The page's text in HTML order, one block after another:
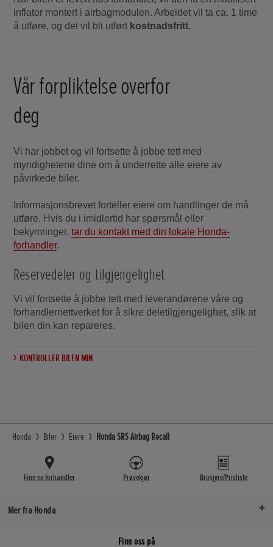
inflator montert i airbagmodulen. Arbeidet vil ta ca. 1 time
å utføre, og det vil bli utført kostnadsfritt.
Vår forpliktelse overfor
deg
Vi har jobbet og vil fortsette å jobbe tett med
myndighetene dine om å underrette alle eiere av
påvirkede biler.
Informasjonsbrevet forteller eiere om handlinger de må
utføre. Hvis du i imidlertid har spørsmål eller
bekymringer,tar du kontakt med din lokale Honda-
forhandler.
Reservedeler og tilgjengelighet
Vi vil fortsette å jobbe tett med leverandørene våre og
forhandlernettverket for å sikre deletilgjengelighet, slik at
bilen din kan repareres.
KONTROLLER BILEN MIN
Honda Biler Eiere Honda SRS Airbag Recall
Finn en forhandler Prøvekjør Brosjyre/Prisliste
Mer fra Honda
Finn oss på